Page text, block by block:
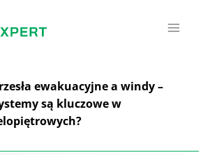
ewakuacyjne a windy –
są kluczowe w